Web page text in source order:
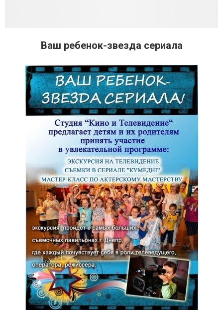
Ваш ребенок-звезда сериала